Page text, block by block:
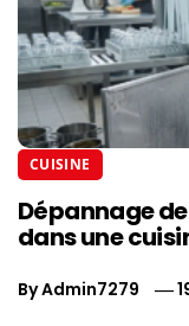
CUISINE
Dépannage
dans une
ByAdmin7279